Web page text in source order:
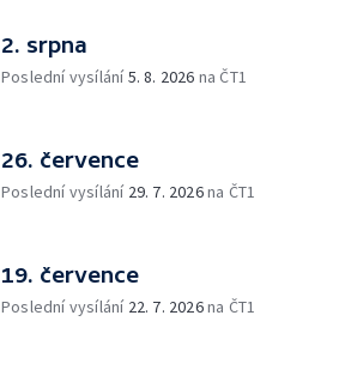
2. srpna
Poslední vysílání5. 8. 2026 na ČT1
26. července
Poslední vysílání 29. 7. 2026na ČT1
19. července
Poslední vysílání 22. 7. 2026na ČT1